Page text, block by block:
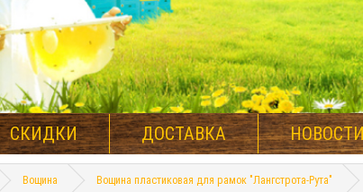
СКИДКИ ДОСТАВКА
Вощина Вощина пластиковая для рамок "Лангстрота-Рута"